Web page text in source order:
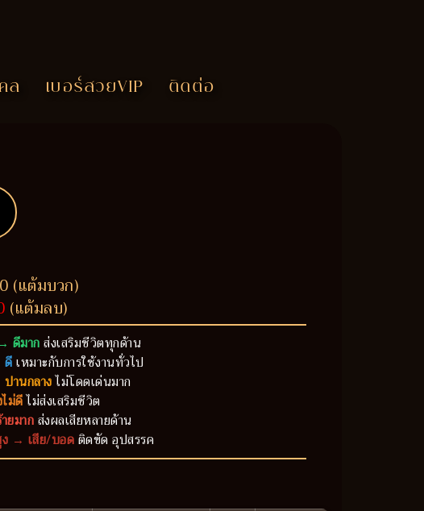
ล เบอร์สวยVIP ติดต่อ
(แต้มบวก)
(แต้มลบ)
ดีมากส่งเสริมชีวิตทุกด้าน
ดีเหมาะกับการใช้งานทั่วไป
านกลางไม่โดดเด่นมาก
ม่ดีไม่ส่งเสริมชีวิต
ยมากส่งผลเสียหลายด้าน
→ เสีย/บอดติดขัด อุปสรรค